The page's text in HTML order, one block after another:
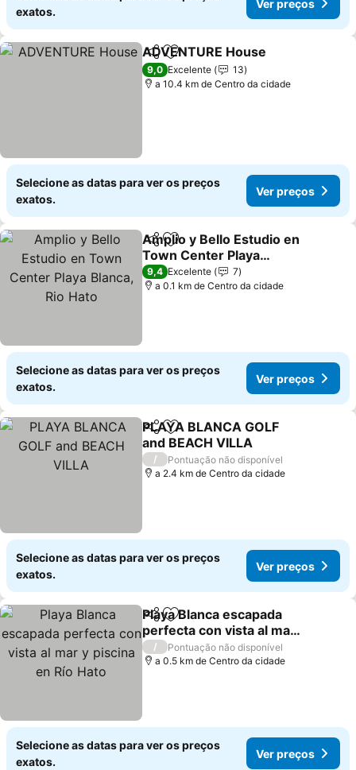
exatos.
Ver preços
PartilharAdicionar aos favoritos
ADVENTURE House
9,0 Excelente
13
a 10.4 km de Centro da cidade
Selecione as datas para ver os preços
exatos.
Ver preços
PartilharAdicionar aos favoritos
Amplio y Bello Estudio en
Town Center Playa
Blanca, Rio Hato
9,4 Excelente
7
a 0.1 km de Centro da cidade
Selecione as datas para ver os preços
exatos.
Ver preços
PartilharAdicionar aos favoritos
PLAYA BLANCA GOLF
and BEACH VILLA
/
Pontuação não disponível
a 2.4 km de Centro da cidade
Selecione as datas para ver os preços
exatos.
Ver preços
PartilharAdicionar aos favoritos
Playa Blanca escapada
perfecta con vista al mar
y piscina en Río Hato
/
Pontuação não disponível
a 0.5 km de Centro da cidade
Selecione as datas para ver os preços
exatos.
Ver preços